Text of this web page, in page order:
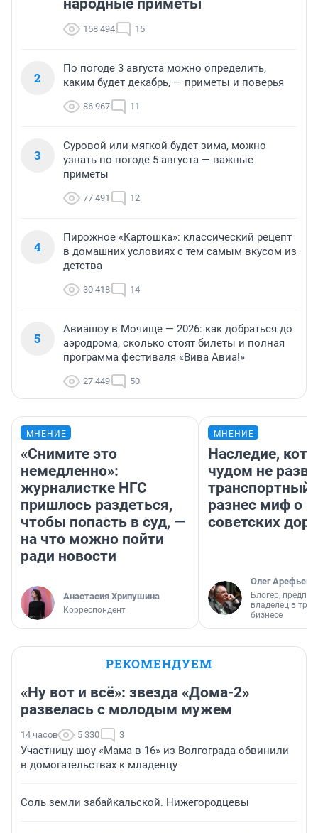
народные приметы
158 494 15
2
По погоде 3 августа можно определить,
каким будет декабрь, — приметы и поверья
86 967 11
3
Суровой или мягкой будет зима, можно
узнать по погоде 5 августа — важные
приметы
77 491 12
4
Пирожное «Картошка»: классический рецепт
в домашних условиях с тем самым вкусом из
детства
30 418 14
5
Авиашоу в Мочище — 2026: как добраться до
аэродрома, сколько стоят билеты и полная
программа фестиваля «Вива Авиа!»
27 449 50
МНЕНИЕ
«Снимите это
немедленно»:
журналистке НГС
пришлось раздеться,
чтобы попасть в суд, —
на что можно пойти
ради новости
Анастасия Хрипушина
Корреспондент
МНЕНИЕ
Наследие,
чудом не
транспортный
разнес миф о
советских
Олег Арефьев
Блогер,
владелец в
бизнесе
РЕКОМЕНДУЕМ
«Ну вот и всё»: звезда «Дома-2»
развелась с молодым мужем
14 часов 5 330 3
Участницу шоу «Мама в 16» из Волгограда обвинили
в домогательствах к младенцу
Соль земли забайкальской. Нижегородцевы